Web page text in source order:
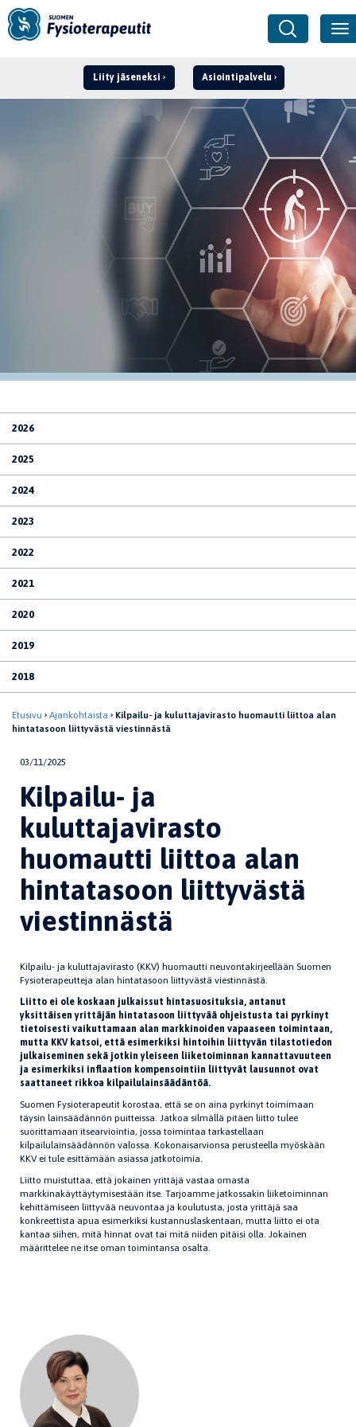
Liity jäseneksi Asiointipalvelu
Kirjaudu ›
2026
2025
2024
2023
2022
2021
2020
2019
2018
Etusivu Ajankohtaista
Kilpailu- ja kuluttajavirasto huomautti liittoa alan
hintatasoon liittyvästä viestinnästä
03/11/2025
Kilpailu- ja
kuluttajavirasto
huomautti liittoa alan
hintatasoon liittyvästä
viestinnästä
Kilpailu- ja kuluttajavirasto (KKV) huomautti neuvontakirjeellään Suomen
Fysioterapeutteja alan hintatasoon liittyvästä viestinnästä.
Liitto ei ole koskaan julkaissut hintasuosituksia, antanut
yksittäisen yrittäjän hintatasoon liittyvää ohjeistusta tai pyrkinyt
tietoisesti vaikuttamaan alan markkinoiden vapaaseen toimintaan,
mutta KKV katsoi, että esimerkiksi hintoihin liittyvän tilastotiedon
julkaiseminen sekä jotkin yleiseen liiketoiminnan kannattavuuteen
ja esimerkiksi inflaation kompensointiin liittyvät lausunnot ovat
saattaneet rikkoa kilpailulainsäädäntöä.
Suomen Fysioterapeutit korostaa, että se on aina pyrkinyt toimimaan
täysin lainsäädännön puitteissa. Jatkoa silmällä pitäen liitto tulee
suorittamaan itsearviointia, jossa toimintaa tarkastellaan
kilpailulainsäädännön valossa. Kokonaisarvionsa perusteella myöskään
KKV ei tule esittämään asiassa jatkotoimia.
Liitto muistuttaa, että jokainen yrittäjä vastaa omasta
markkinakäyttäytymisestään itse. Tarjoamme jatkossakin liiketoiminnan
kehittämiseen liittyvää neuvontaa ja koulutusta, josta yrittäjä saa
konkreettista apua esimerkiksi kustannuslaskentaan, mutta liitto ei ota
kantaa siihen, mitä hinnat ovat tai mitä niiden pitäisi olla. Jokainen
määrittelee ne itse oman toimintansa osalta.